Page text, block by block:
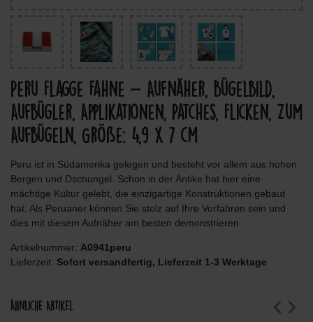
Peru Flagge Fahne - Aufnäher, Bügelbild,
Aufbügler, Applikationen, Patches, Flicken, Zum
Aufbügeln, Größe: 4,9 x 7 cm
Peru ist in Südamerika gelegen und besteht vor allem aus hohen
Bergen und Dschungel. Schon in der Antike hat hier eine
mächtige Kultur gelebt, die einzigartige Konstruktionen gebaut
hat. Als Peruaner können Sie stolz auf Ihre Vorfahren sein und
dies mit diesem Aufnäher am besten demonstrieren.
Artikelnummer: A0941peru
Lieferzeit: Sofort versandfertig, Lieferzeit 1-3 Werktage
Ähnliche Artikel